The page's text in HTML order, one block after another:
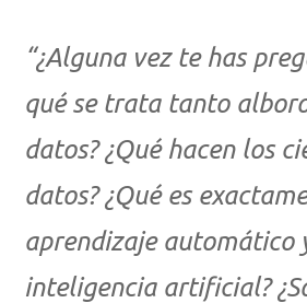
“¿Alguna vez te has
qué se trata tanto
datos? ¿Qué hacen los
datos? ¿Qué es
aprendizaje automático
inteligencia artificial?